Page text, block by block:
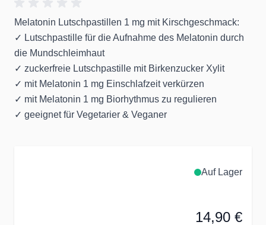
Melatonin Lutschpastillen 1 mg mit Kirschgeschmack:
✓ Lutschpastille für die Aufnahme des Melatonin durch
die Mundschleimhaut
✓ zuckerfreie Lutschpastille mit Birkenzucker Xylit
✓ mit Melatonin 1 mg Einschlafzeit verkürzen
✓ mit Melatonin 1 mg Biorhythmus zu regulieren
✓ geeignet für Vegetarier & Veganer
Auf Lager
14,90 €